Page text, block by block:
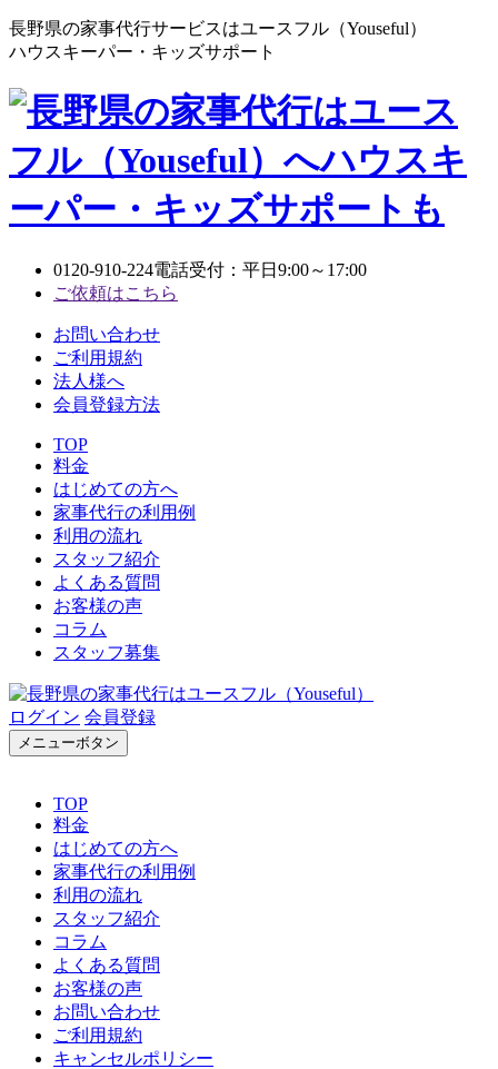
長野県の家事代行サービスはユースフル（Youseful）
ハウスキーパー・キッズサポート
0120-910-224電話受付：平日9:00～17:00
ご依頼はこちら
お問い合わせ
ご利用規約
法人様へ
会員登録方法
TOP
料金
はじめての方へ
家事代行の利用例
利用の流れ
スタッフ紹介
よくある質問
お客様の声
コラム
スタッフ募集
ログイン 会員登録
メニューボタン
TOP
料金
はじめての方へ
家事代行の利用例
利用の流れ
スタッフ紹介
コラム
よくある質問
お客様の声
お問い合わせ
ご利用規約
キャンセルポリシー